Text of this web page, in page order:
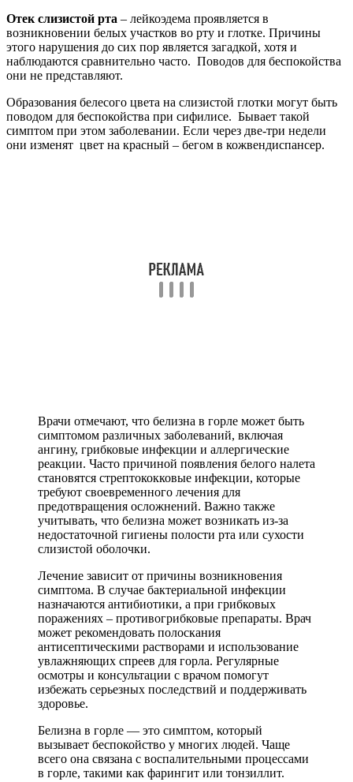
Отек слизистой рта – лейкоэдема проявляется в
возникновении белых участков во рту и глотке. Причины
этого нарушения до сих пор является загадкой, хотя и
наблюдаются сравнительно часто. Поводов для беспокойства
они не представляют.
Образования белесого цвета на слизистой глотки могут быть
поводом для беспокойства при сифилисе. Бывает такой
симптом при этом заболевании. Если через две-три недели
они изменят цвет на красный – бегом в кожвендиспансер.
Врачи отмечают, что белизна в горле может быть
симптомом различных заболеваний, включая
ангину, грибковые инфекции и аллергические
реакции. Часто причиной появления белого налета
становятся стрептококковые инфекции, которые
требуют своевременного лечения для
предотвращения осложнений. Важно также
учитывать, что белизна может возникать из-за
недостаточной гигиены полости рта или сухости
слизистой оболочки.
Лечение зависит от причины возникновения
симптома. В случае бактериальной инфекции
назначаются антибиотики, а при грибковых
поражениях – противогрибковые препараты. Врач
может рекомендовать полоскания
антисептическими растворами и использование
увлажняющих спреев для горла. Регулярные
осмотры и консультации с врачом помогут
избежать серьезных последствий и поддерживать
здоровье.
Белизна в горле — это симптом, который
вызывает беспокойство у многих людей. Чаще
всего она связана с воспалительными процессами
в горле, такими как фарингит или тонзиллит.